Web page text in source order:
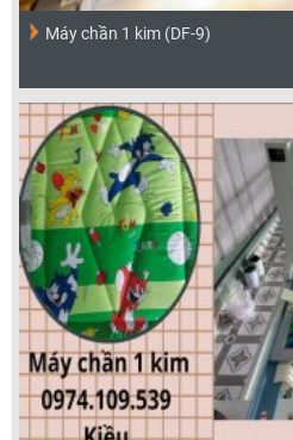
Máy chần 1 kim (DF-9)